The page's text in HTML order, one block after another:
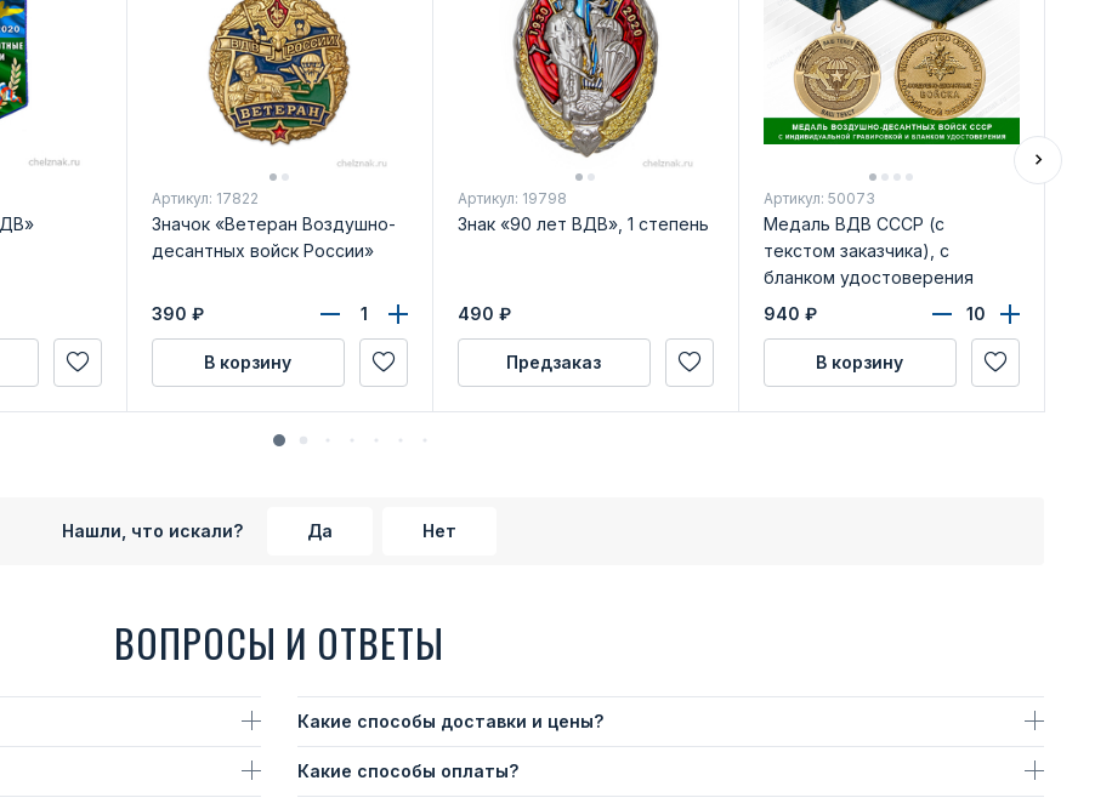
Артикул: 17822
Значок «Ветеран Воздушно-
десантных войск России»
390 ₽
В корзину
Артикул: 19798
Знак «90 лет ВДВ», 1 степень
490 ₽
Предзаказ
Артикул: 50073
Медаль ВДВ СССР (с
текстом заказчика), с
бланком удостоверения
940 ₽
В корзину
Нашли, что искали? Да Нет
ВОПРОСЫ И ОТВЕТЫ
Какие способы доставки и цены?
Какие способы оплаты?